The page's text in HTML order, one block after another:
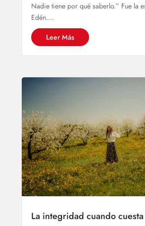
Nadie tiene por qué saberlo.” Fue la
Edén....
Leer Más
La integridad cuando